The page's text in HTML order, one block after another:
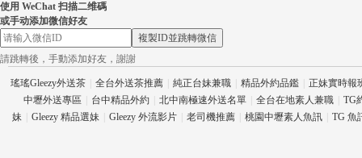
茶
使用 WeChat 扫描二维碼
或手动添加微信好友
複製ID並跳轉微信
請跳轉後，手動添加好友，謝謝
瑤瑤Gleezy外送茶 全台外送茶推薦 純正台妹兼職 精品外約品鑑
正妹實時報
中壢外送專區
台中精品外約 北中南極速外送名單 全台在地素人兼職
TG
妹
Gleezy 精品選妹 Gleezy 外流影片 老司機推薦 桃園中壢素人魚訊 TG 魚